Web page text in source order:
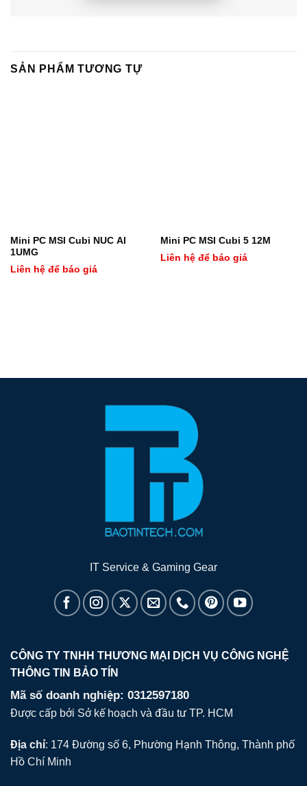
SẢN PHẨM TƯƠNG TỰ
Mini PC MSI Cubi NUC AI
1UMG
Liên hệ để báo giá
Mini PC MSI Cubi 5 12M
Liên hệ để báo giá
IT Service & Gaming Gear
CÔNG TY TNHH THƯƠNG MẠI DỊCH VỤ CÔNG NGHỆ
THÔNG TIN BẢO TÍN
Mã số doanh nghiệp: 0312597180
Được cấp bởi Sở kế hoạch và đầu tư TP. HCM
Địa chỉ: 174 Đường số 6, Phường Hạnh Thông, Thành phố
Hồ Chí Minh